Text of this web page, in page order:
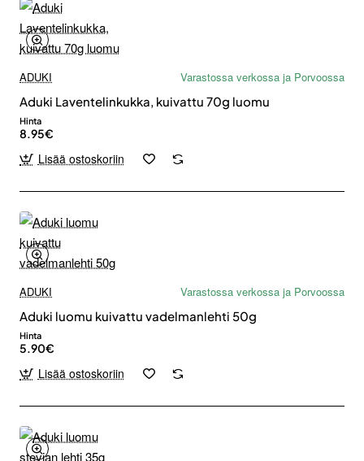
ADUKI
Varastossa verkossa ja Porvoossa
Aduki Laventelinkukka, kuivattu 70g luomu
Hinta
8.95€
Lisää ostoskoriin
ADUKI
Varastossa verkossa ja Porvoossa
Aduki luomu kuivattu vadelmanlehti 50g
Hinta
5.90€
Lisää ostoskoriin